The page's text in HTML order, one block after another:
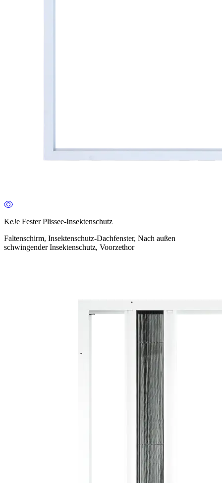
KeJe Fester Plissee-Insektenschutz
Faltenschirm, Insektenschutz-Dachfenster, Nach außen
schwingender Insektenschutz, Voorzethor